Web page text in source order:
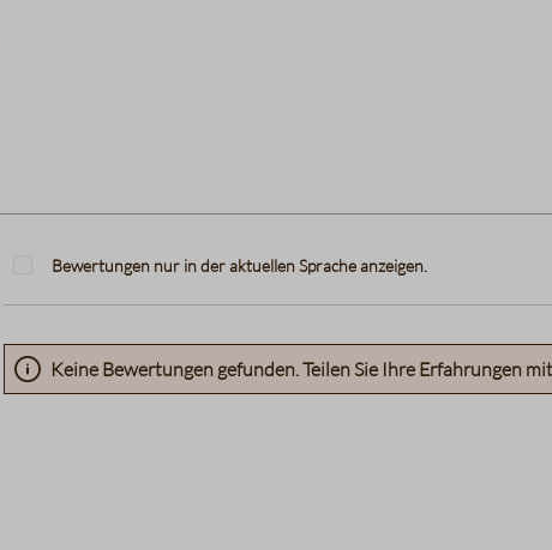
Bewertungen nur in der aktuellen Sprache anzeigen.
Keine Bewertungen gefunden. Teilen Sie Ihre Erfahrungen